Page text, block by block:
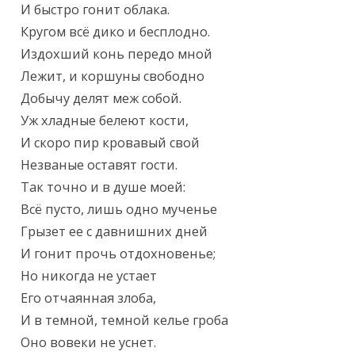
И быстро гонит облака.
Кругом всё дико и бесплодно.
Издохший конь передо мной
Лежит, и коршуны свободно
Добычу делят меж собой.
Уж хладные белеют кости,
И скоро пир кровавый свой
Незваные оставят гости.
Так точно и в душе моей:
Всё пусто, лишь одно мученье
Грызет ее с давнишних дней
И гонит прочь отдохновенье;
Но никогда не устает
Его отчаянная злоба,
И в темной, темной келье гроба
Оно вовеки не уснет.